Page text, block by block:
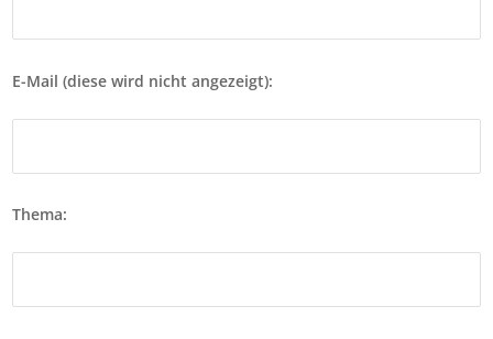
E-Mail (diese wird nicht angezeigt):
Thema: